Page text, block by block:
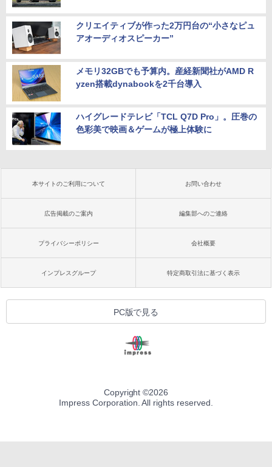
クリエイティブが作った2万円台の“小さなピュ
アオーディオスピーカー”
メモリ32GBでも予算内。産経新聞社がAMD R
yzen搭載dynabookを2千台導入
ハイグレードテレビ「TCL Q7D Pro」。圧巻の
色彩美で映画＆ゲームが極上体験に
本サイトのご利用について お問い合わせ
広告掲載のご案内 編集部へのご連絡
プライバシーポリシー 会社概要
インプレスグループ 特定商取引法に基づく表示
PC版で見る
Copyright ©2026
Impress Corporation. All rights reserved.